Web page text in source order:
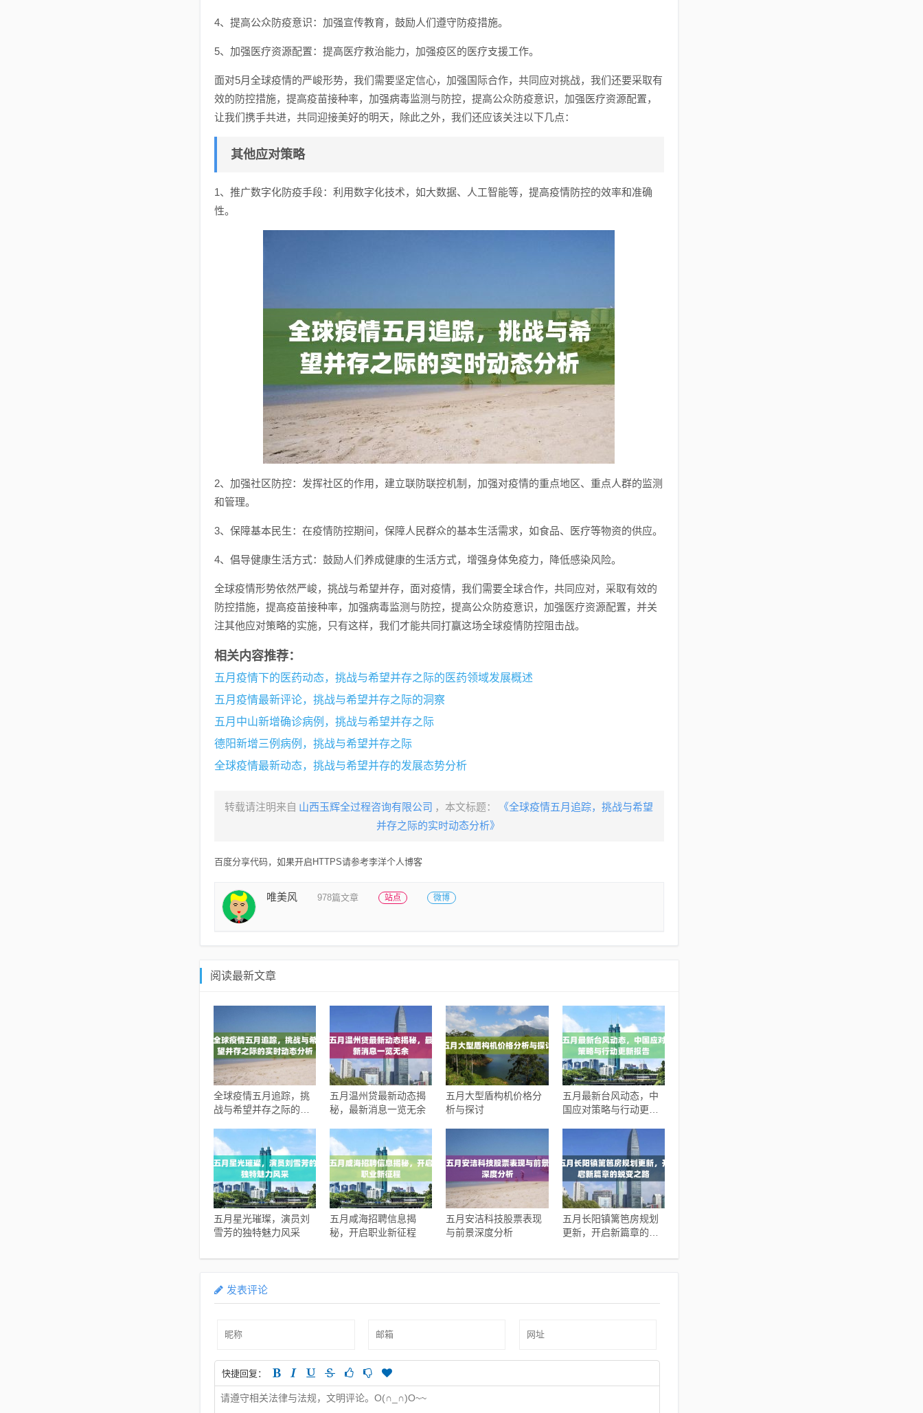
4、提高公众防疫意识：加强宣传教育，鼓励人们遵守防疫措施。
5、加强医疗资源配置：提高医疗救治能力，加强疫区的医疗支援工作。
面对5月全球疫情的严峻形势，我们需要坚定信心，加强国际合作，共同应对挑战，我们还要采取有
效的防控措施，提高疫苗接种率，加强病毒监测与防控，提高公众防疫意识，加强医疗资源配置，
让我们携手共进，共同迎接美好的明天，除此之外，我们还应该关注以下几点：
其他应对策略
1、推广数字化防疫手段：利用数字化技术，如大数据、人工智能等，提高疫情防控的效率和准确
性。
2、加强社区防控：发挥社区的作用，建立联防联控机制，加强对疫情的重点地区、重点人群的监测
和管理。
3、保障基本民生：在疫情防控期间，保障人民群众的基本生活需求，如食品、医疗等物资的供应。
4、倡导健康生活方式：鼓励人们养成健康的生活方式，增强身体免疫力，降低感染风险。
全球疫情形势依然严峻，挑战与希望并存，面对疫情，我们需要全球合作，共同应对，采取有效的
防控措施，提高疫苗接种率，加强病毒监测与防控，提高公众防疫意识，加强医疗资源配置，并关
注其他应对策略的实施，只有这样，我们才能共同打赢这场全球疫情防控阻击战。
相关内容推荐：
五月疫情下的医药动态，挑战与希望并存之际的医药领域发展概述
五月疫情最新评论，挑战与希望并存之际的洞察
五月中山新增确诊病例，挑战与希望并存之际
德阳新增三例病例，挑战与希望并存之际
全球疫情最新动态，挑战与希望并存的发展态势分析
转载请注明来自 山西玉辉全过程咨询有限公司 ，本文标题：
《全球疫情五月追踪，挑战与希望
并存之际的实时动态分析》
百度分享代码，如果开启HTTPS请参考李洋个人博客
唯美风 978篇文章 站点 微博
阅读最新文章
全球疫情五月追踪，挑
战与希望并存之际的实
五月温州贷最新动态揭
秘，最新消息一览无余
五月大型盾构机价格分
析与探讨
五月最新台风动态，中
国应对策略与行动更新
五月星光璀璨，演员刘
雪芳的独特魅力风采
五月咸海招聘信息揭
秘，开启职业新征程
五月安洁科技股票表现
与前景深度分析
五月长阳镇篱笆房规划
更新，开启新篇章的蜕
发表评论
快捷回复：